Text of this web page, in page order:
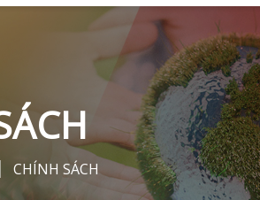
CHÍNH SÁCH